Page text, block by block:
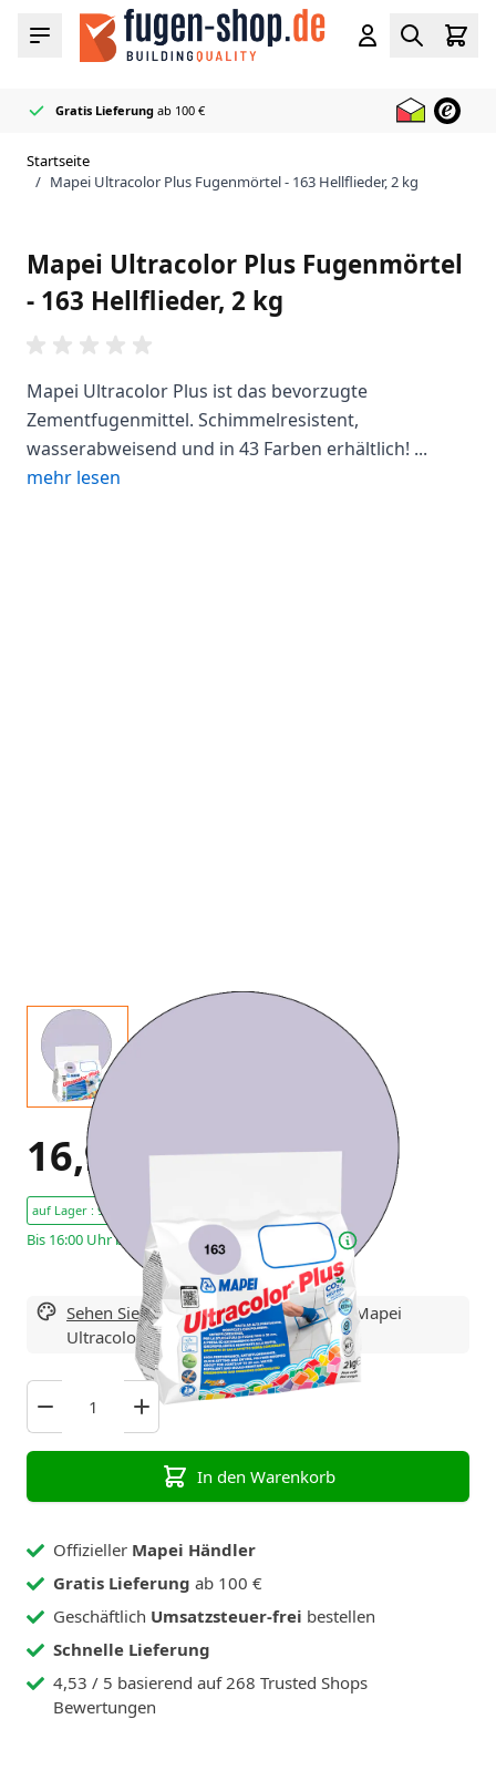
Zum Inhalt springen
Menü
Cart
Gratis Lieferung ab 100 €
Offizieller Mapei Händler
50+ Fugen- & Dichtstofffarben
Sehr schnellgeliefert
Startseite
/ Mapei Ultracolor Plus Fugenmörtel - 163 Hellflieder, 2 kg
Mapei Ultracolor Plus Fugenmörtel
- 163 Hellflieder, 2 kg
Mapei Ultracolor Plus ist das bevorzugte
Zementfugenmittel. Schimmelresistent,
wasserabweisend und in 43 Farben erhältlich! ...
mehr lesen
16,95 €
auf Lager : 9 Stücke
Bis 16:00 Uhr bestellt – heute noch versendet!
Sehen Sie sich hier alle Variantenvon Mapei
Ultracolor Plus Fugenmörtel
In den Warenkorb
Offizieller Mapei Händler
Gratis Lieferung ab 100 €
Geschäftlich Umsatzsteuer-frei bestellen
Schnelle Lieferung
4,53 / 5 basierend auf 268 Trusted Shops
Bewertungen